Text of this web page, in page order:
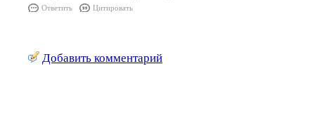
Ответить Цитировать
Добавить комментарий